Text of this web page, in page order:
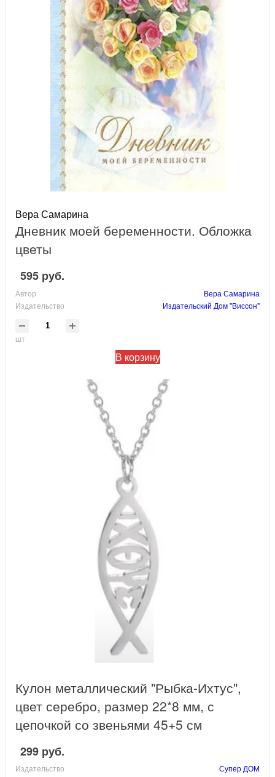
Вера Самарина
Дневник моей беременности. Обложка
цветы
595 руб.
Автор
Вера Самарина
Издательство
Издательский Дом "Виссон"
шт
В корзину
Кулон металлический "Рыбка-Ихтус",
цвет серебро, размер 22*8 мм, с
цепочкой со звеньями 45+5 см
299 руб.
Издательство Супер ДОМ